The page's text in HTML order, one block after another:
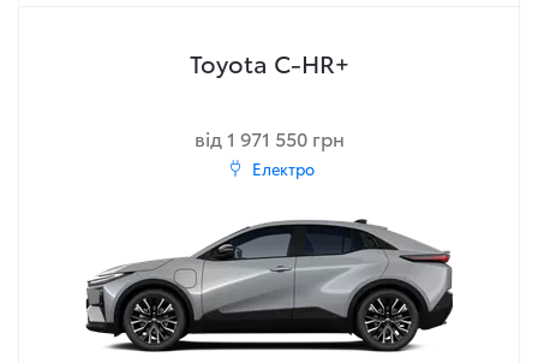
Toyota C-HR+
від 1 971 550 грн
Електро